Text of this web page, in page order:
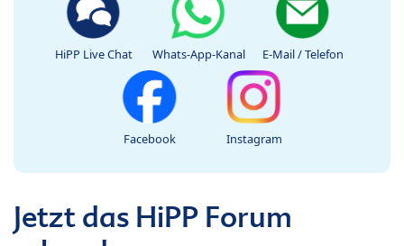
HiPP Live Chat Whats-App-Kanal E-Mail / Telefon
Facebook Instagram
Jetzt das HiPP Forum